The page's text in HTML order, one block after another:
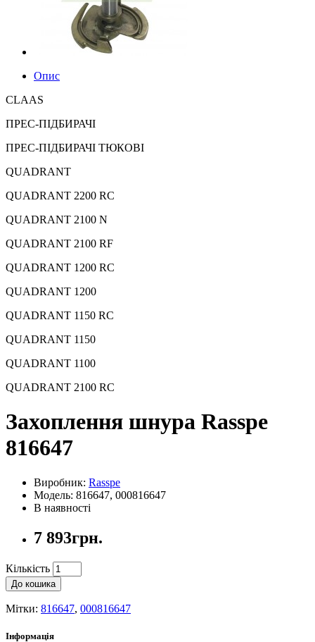
Опис
CLAAS
ПРЕС-ПІДБИРАЧІ
ПРЕС-ПІДБИРАЧІ ТЮКОВІ
QUADRANT
QUADRANT 2200 RC
QUADRANT 2100 N
QUADRANT 2100 RF
QUADRANT 1200 RC
QUADRANT 1200
QUADRANT 1150 RC
QUADRANT 1150
QUADRANT 1100
QUADRANT 2100 RC
Захоплення шнура Rasspe
816647
Виробник: Rasspe
Модель: 816647, 000816647
В наявності
7 893грн.
Кількість
До кошика
Мітки: 816647, 000816647
Інформація